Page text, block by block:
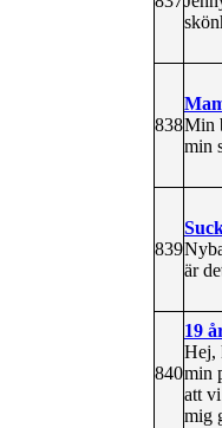
838Min
min
839
är
840
19
Hej,
min
att
mig